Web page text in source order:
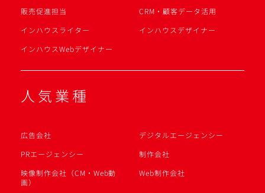
販売促進担当
CRM・顧客データ活用
インハウスライター
インハウスデザイナー
インハウスWebデザイナー
人気業種
広告会社
デジタルエージェンシー
PRエージェンシー
制作会社
映像制作会社（CM・Web動
画）
Web制作会社